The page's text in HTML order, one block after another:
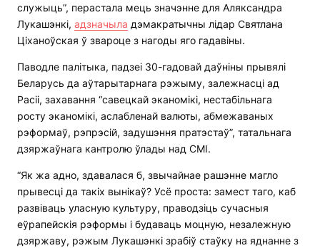
служыць”, перастала мець значэнне для Аляксандра
Лукашэнкі, адзначыла дэмакратычны лідар Святлана
Ціханоўская ў звароце з нагоды яго гадавіны.
Паводле палітыка, падзеі 30-гадовай даўніны прывялі
Беларусь да аўтарытарнага рэжыму, залежнасці ад
Расіі, захавання “савецкай эканомікі, нестабільнага
росту эканомікі, аслабленай валюты, абмежаваных
рэформаў, рэпрэсій, задушэння пратэстаў”, татальнага
дзяржаўнага кантролю ўлады над СМІ.
“Як жа адно, здавалася б, звычайнае рашэнне магло
прывесці да такіх вынікаў? Усё проста: замест таго, каб
развіваць уласную культуру, праводзіць сучасныя
еўрапейскія рэформы і будаваць моцную, незалежную
дзяржаву, рэжым Лукашэнкі зрабіў стаўку на яднанне з